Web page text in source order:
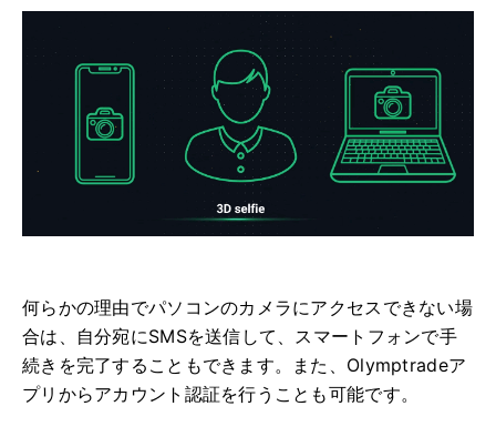
何らかの理由でパソコンのカメラにアクセスできない場
合は、自分宛にSMSを送信して、スマートフォンで手
続きを完了することもできます。また、Olymptradeア
プリからアカウント認証を行うことも可能です。